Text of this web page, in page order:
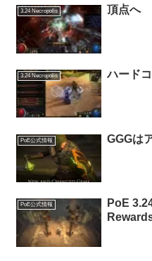
3.24 Necropolis 頂点へ
3.24 Necropolis ハード
PoE公式情報 GGGは
PoE公式情報
PoE